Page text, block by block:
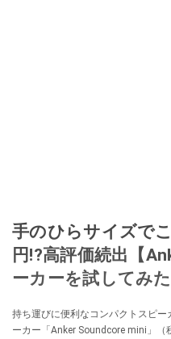
手のひらサイズで
円!?高評価続出【
ーカーを試してみた
持ち運びに便利なコンパクトスピ
ーカー「Anker Soundcore mini」